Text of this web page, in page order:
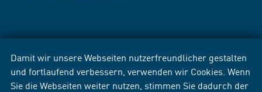
Damit wir unsere Webseiten nutzerfreundlicher gestalten
und fortlaufend verbessern, verwenden wir Cookies. Wenn
Sie die Webseiten weiter nutzen, stimmen Sie dadurch der